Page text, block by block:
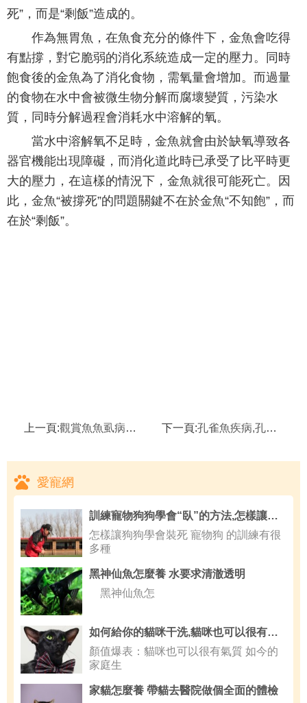
死”，而是“剩飯”造成的。
作為無胃魚，在魚食充分的條件下，金魚會吃得
有點撐，對它脆弱的消化系統造成一定的壓力。同時
飽食後的金魚為了消化食物，需氧量會增加。而過量
的食物在水中會被微生物分解而腐壞變質，污染水
質，同時分解過程會消耗水中溶解的氧。
當水中溶解氧不足時，金魚就會由於缺氧導致各
器官機能出現障礙，而消化道此時已承受了比平時更
大的壓力，在這樣的情況下，金魚就很可能死亡。因
此，金魚“被撐死”的問題關鍵不在於金魚“不知飽”，而
在於“剩飯”。
上一頁:觀賞魚魚虱病的治療方法,寄生蟲對觀賞魚的三大影響 下一頁:孔雀魚疾病,孔雀魚爛尾怎麼辦
愛寵網
訓練寵物狗狗學會“臥”的方法,怎樣讓狗狗學會裝死
怎樣讓狗狗學會裝死 寵物狗 的訓練有很
多種
黑神仙魚怎麼養 水要求清澈透明
黑神仙魚怎
如何給你的貓咪干洗,貓咪也可以很有氣質
顏值爆表：貓咪也可以很有氣質 如今的
家庭生
家貓怎麼養 帶貓去醫院做個全面的體檢